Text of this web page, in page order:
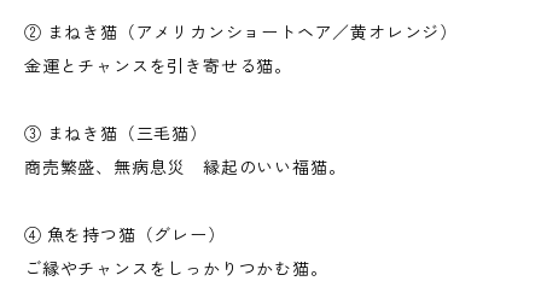
② まねき猫（アメリカンショートヘア／黄オレンジ）
金運とチャンスを引き寄せる猫。
③ まねき猫（三毛猫）
商売繁盛、無病息災 縁起のいい福猫。
④ 魚を持つ猫（グレー）
ご縁やチャンスをしっかりつかむ猫。